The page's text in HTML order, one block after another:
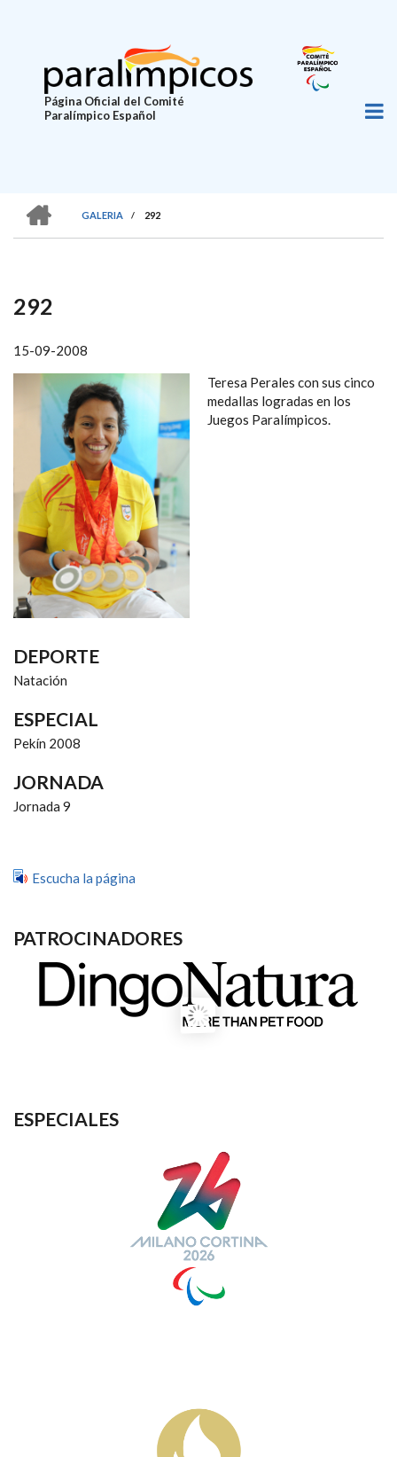
principal
Página Oficial del Comité
Paralímpico Español
SOBRESCRIBIR
DE
AYUDA
A
LA
NAVEGACIÓN
GALERIA
/ 292
292
15-09-2008
Teresa Perales con sus cinco
medallas logradas en los
Juegos Paralímpicos.
DEPORTE
Natación
ESPECIAL
Pekín 2008
JORNADA
Jornada 9
Escucha la página
PATROCINADORES
ESPECIALES